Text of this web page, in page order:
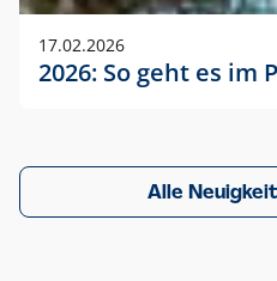
17.02.2026
2026: So geht es im
Alle